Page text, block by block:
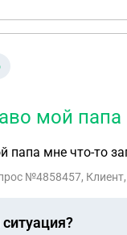
мой папа
папа мне что-то
№4858457,